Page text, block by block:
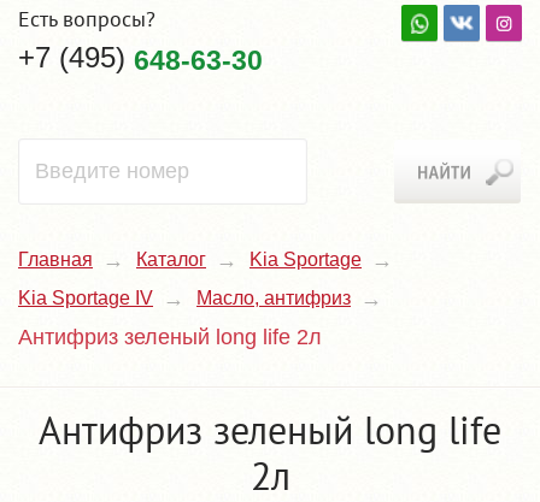
Есть вопросы?
+7 (495) 648-63-30
Главная Каталог
Kia Sportage
Kia Sportage IV
Масло, антифриз
Антифриз зеленый long life 2л
Антифриз зеленый long life
2л